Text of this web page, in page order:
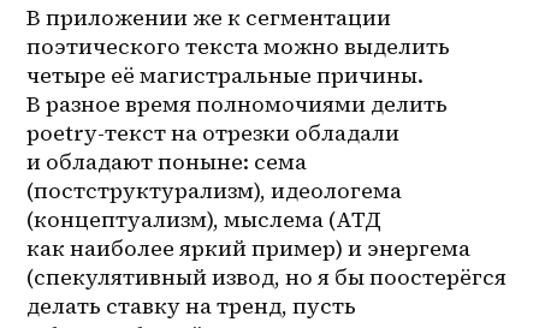
В приложении же к сегментации
поэтического текста можно выделить
четыре её магистральные причины.
В разное время полномочиями делить
poetry-текст на отрезки обладали
и обладают поныне: сема
(постструктурализм), идеологема
(концептуализм), мыслема (АТД
как наиболее яркий пример) и энергема
(спекулятивный извод, но я бы поостерёгся
делать ставку на тренд, пусть